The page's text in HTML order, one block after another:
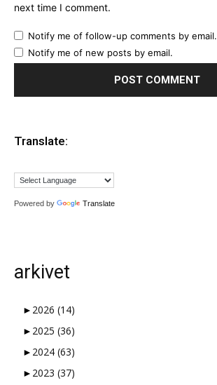
next time I comment.
Notify me of follow-up comments by email.
Notify me of new posts by email.
Translate:
Powered by Translate
arkivet
► 2026 (14)
► 2025 (36)
► 2024 (63)
► 2023 (37)